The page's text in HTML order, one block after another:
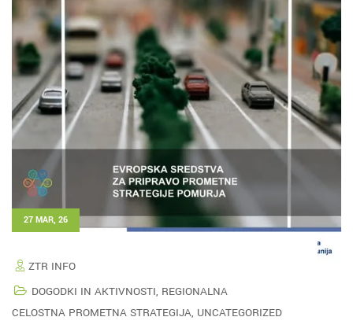
27 MAR, 26
ZTR INFO
DOGODKI IN AKTIVNOSTI, REGIONALNA
CELOSTNA PROMETNA STRATEGIJA, UNCATEGORIZED